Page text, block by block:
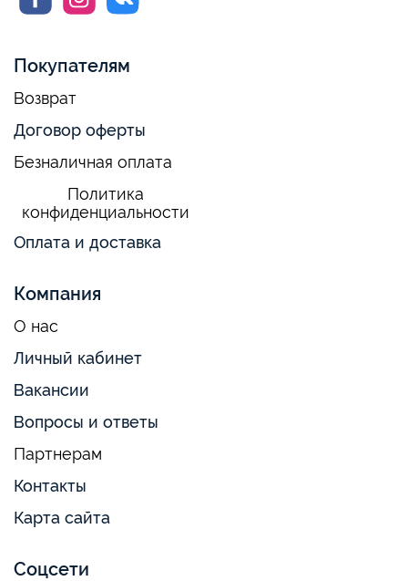
Покупателям
Возврат
Договор оферты
Безналичная оплата
Политика
конфиденциальности
Оплата и доставка
Компания
О нас
Личный кабинет
Вакансии
Вопросы и ответы
Партнерам
Контакты
Карта сайта
Соцсети